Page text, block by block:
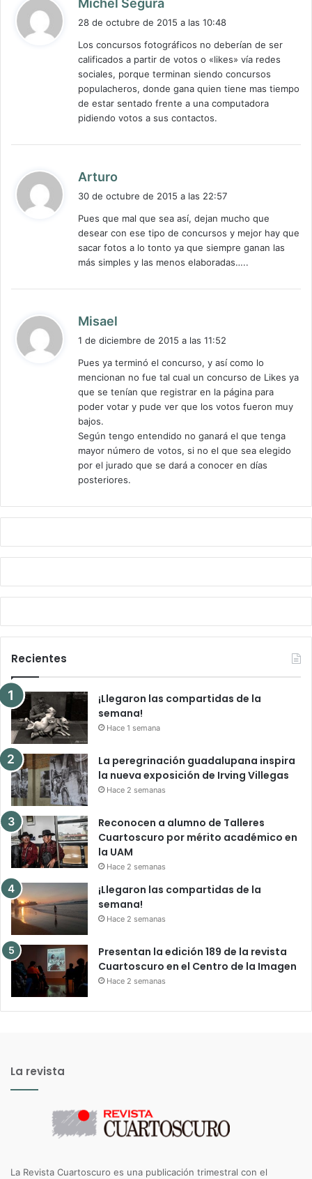
Michel Segura
e
:
28 de octubre de 2015 a las 10:48
Los concursos fotográficos no deberían de ser
calificados a partir de votos o «likes» vía redes
sociales, porque terminan siendo concursos
populacheros, donde gana quien tiene mas tiempo
de estar sentado frente a una computadora
pidiendo votos a sus contactos.
Arturo
e
:
30 de octubre de 2015 a las 22:57
Pues que mal que sea así, dejan mucho que
desear con ese tipo de concursos y mejor hay que
sacar fotos a lo tonto ya que siempre ganan las
más simples y las menos elaboradas…..
Misael
e
:
1 de diciembre de 2015 a las 11:52
Pues ya terminó el concurso, y así como lo
mencionan no fue tal cual un concurso de Likes ya
que se tenían que registrar en la página para
poder votar y pude ver que los votos fueron muy
bajos.
Según tengo entendido no ganará el que tenga
mayor número de votos, si no el que sea elegido
por el jurado que se dará a conocer en días
posteriores.
Recientes
¡Llegaron las compartidas de la
semana!
Hace 1 semana
La peregrinación guadalupana inspira
la nueva exposición de Irving Villegas
Hace 2 semanas
Reconocen a alumno de Talleres
Cuartoscuro por mérito académico en
la UAM
Hace 2 semanas
¡Llegaron las compartidas de la
semana!
Hace 2 semanas
Presentan la edición 189 de la revista
Cuartoscuro en el Centro de la Imagen
Hace 2 semanas
La revista
La Revista Cuartoscuro es una publicación trimestral con el